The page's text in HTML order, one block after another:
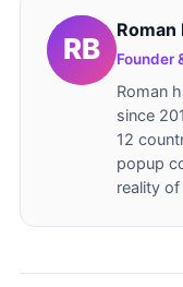
Roman
Founder
Roman
since
12
popup
reality